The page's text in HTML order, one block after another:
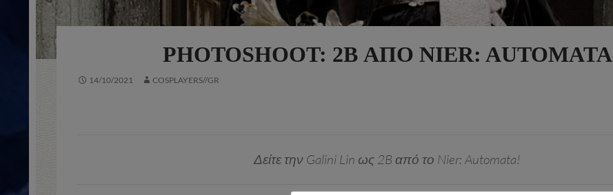
PHOTOSHOOT: 2B ΑΠΌ NIER: AUTOMATA
14/10/2021 COSPLAYERS//GR
Δείτε την Galini Lin ως 2B από το Nier: Automata!